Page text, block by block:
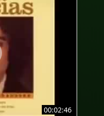
#Bilingue
#EdTech
00:02:46